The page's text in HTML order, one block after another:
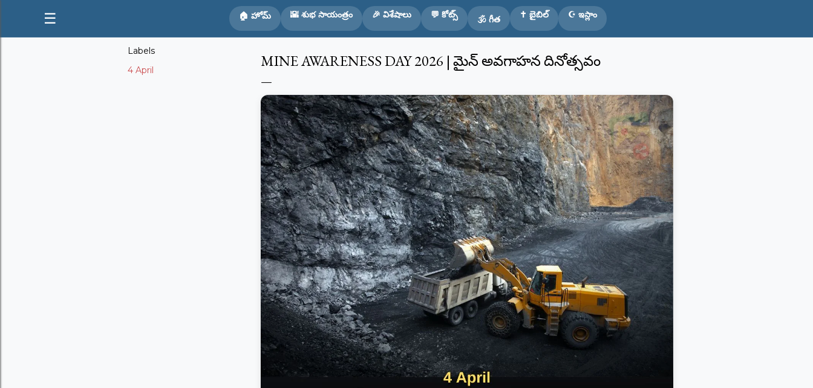
Skip to main content
☰ 🏠 హోమ్ 🌇 శుభ సాయంత్రం 🎉 విశేషాలు 💬 కోట్స్ 🕉️ గీత ✝️ బైబిల్ ☪️ ఇస్లాం
Labels
4 April
MINE AWARENESS DAY 2026 | మైన్ అవగాహన దినోత్సవం